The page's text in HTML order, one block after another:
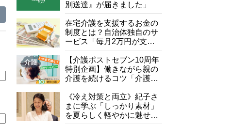
別送達』が届きました」
在宅介護を支援するお金の
制度とは？自治体独自のサ
ービス「毎月2万円が支給
される」ケースも【FP解
説】
【介護ポストセブン10周年
特別企画】働きながら親の
介護を続けるコツ「介護は
10年以上続くことも…3つ
のフェーズに分けて考えて
みよう」【社会福祉士解
説】
《冷え対策と両立》紀子さ
まに学ぶ「しっかり素材」
を夏らしく軽やかに魅せる
3つの着こなし法則